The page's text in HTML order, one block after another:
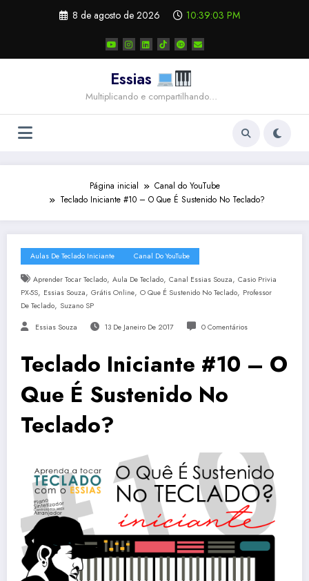
8 de agosto de 2026 10:39:03 PM
Essias
Multiplicando e compartilhando…
Página inicial
Canal do YouTube
Teclado Iniciante #10 – O Que É Sustenido No Teclado?
Aulas De Teclado Iniciante Canal Do YouTube
Aprender Tocar Teclado, Aula De Teclado, Canal Essias Souza, Casio Privia
PX-5S, Essias Souza, Grátis Online, O Que É Sustenido No Teclado, Professor
De Teclado, Suzano SP
Essias Souza 13 De Janeiro De 2017 0 Comentários
Teclado Iniciante #10 – O
Que É Sustenido No
Teclado?